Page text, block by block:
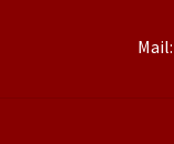
Mail: